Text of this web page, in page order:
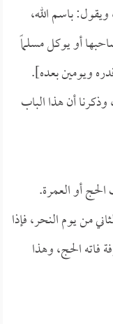
باسم الله،
أو يوكل مسلماً
ويومين بعده].
أن هذا الباب
الحج أو العمرة.
من يوم النحر، فإذا
فاته الحج، وهذا